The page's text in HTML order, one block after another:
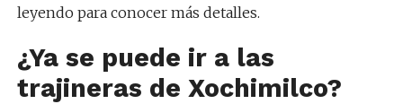
leyendo para conocer más detalles.
¿Ya se puede ir a las
trajineras de Xochimilco?